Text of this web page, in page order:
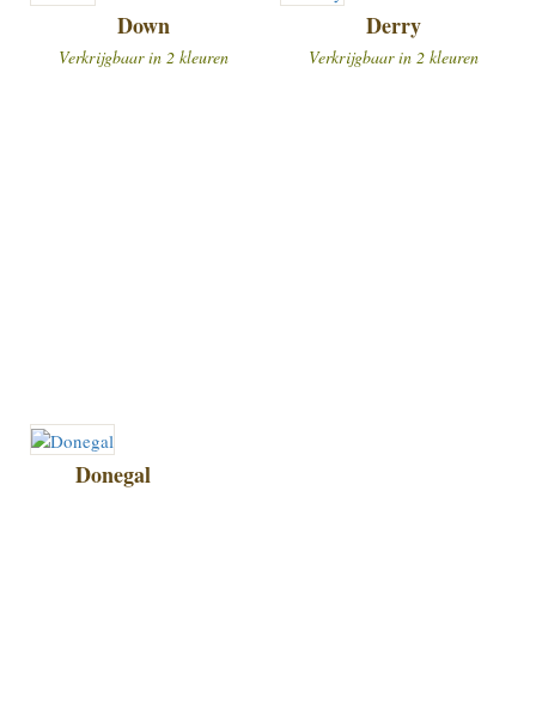
Down
Verkrijgbaar in 2 kleuren
Derry
Verkrijgbaar in 2 kleuren
Donegal